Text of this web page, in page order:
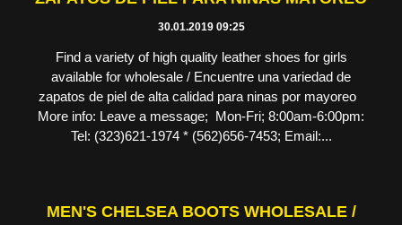
30.01.2019 09:25
Find a variety of high quality leather shoes for girls
available for wholesale / Encuentre una variedad de
zapatos de piel de alta calidad para ninas por mayoreo
More info: Leave a message; Mon-Fri; 8:00am-6:00pm:
Tel: (323)621-1974 * (562)656-7453; Email:...
MEN'S CHELSEA BOOTS WHOLESALE /